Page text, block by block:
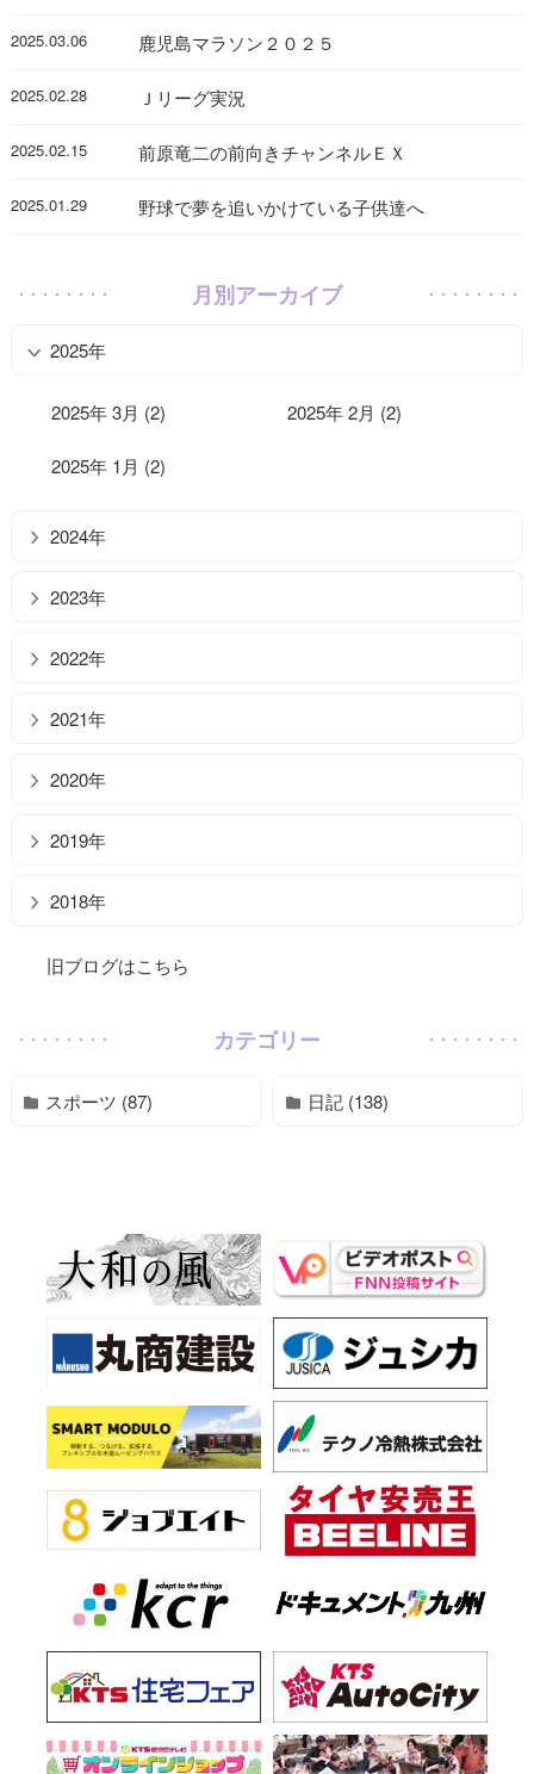
2025.03.06 鹿児島マラソン２０２５
2025.02.28 Ｊリーグ実況
2025.02.15 前原竜二の前向きチャンネルＥＸ
2025.01.29 野球で夢を追いかけている子供達へ
月別アーカイブ
2025年
2025年 3月 (2) 2025年 2月 (2)
2025年 1月 (2)
2024年
2023年
2022年
2021年
2020年
2019年
2018年
旧ブログはこちら
カテゴリー
スポーツ (87) 日記 (138)